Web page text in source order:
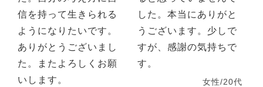
信を持って生きられる
ようになりたいです。
ありがとうございまし
た。またよろしくお願
いします。
した。本当にありがと
うございます。少しで
すが、感謝の気持ちで
す。
女性/20代